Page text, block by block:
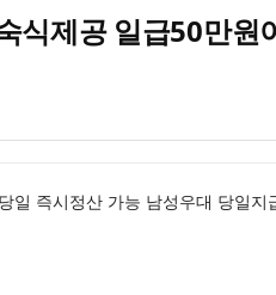
식제공 일급50만원
즉시정산 가능 남성우대 당일지